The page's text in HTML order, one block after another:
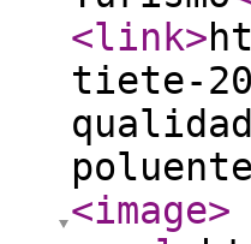
<link>
tiete-
<image>